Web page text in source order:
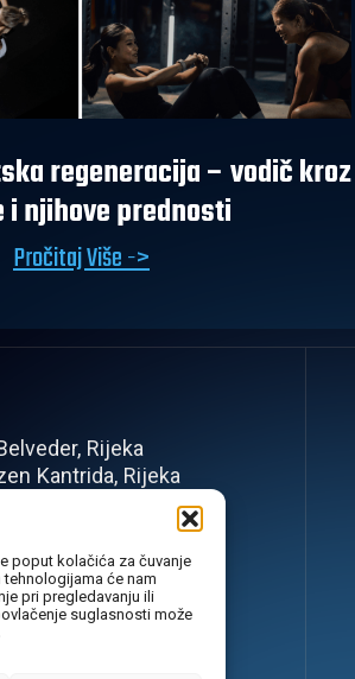
poput kolačića za čuvanje
će nam
pri pregledavanju ili
suglasnosti može
regeneracija – vodič kroz
i njihove prednosti
Pročitaj Više ->
Rijeka
Kantrida, Rijeka